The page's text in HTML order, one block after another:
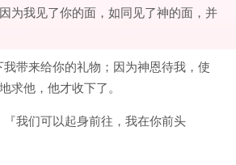
为我见了你的面，如同见了神的面，并
带来给你的礼物；因为神恩待我，使
求他，他才收下了。
『我们可以起身前往，我在你前头